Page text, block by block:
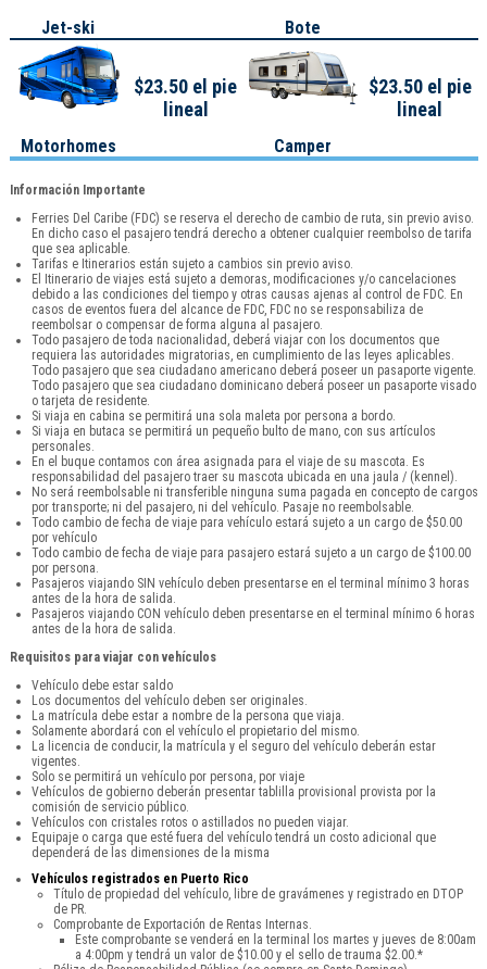
Jet-ski Bote
Motorhomes
$23.50 el pie
lineal
Camper
$23.50 el pie
lineal
Información Importante
Ferries Del Caribe (FDC) se reserva el derecho de cambio de ruta, sin previo aviso.
En dicho caso el pasajero tendrá derecho a obtener cualquier reembolso de tarifa
que sea aplicable.
Tarifas e Itinerarios están sujeto a cambios sin previo aviso.
El Itinerario de viajes está sujeto a demoras, modificaciones y/o cancelaciones
debido a las condiciones del tiempo y otras causas ajenas al control de FDC. En
casos de eventos fuera del alcance de FDC, FDC no se responsabiliza de
reembolsar o compensar de forma alguna al pasajero.
Todo pasajero de toda nacionalidad, deberá viajar con los documentos que
requiera las autoridades migratorias, en cumplimiento de las leyes aplicables.
Todo pasajero que sea ciudadano americano deberá poseer un pasaporte vigente.
Todo pasajero que sea ciudadano dominicano deberá poseer un pasaporte visado
o tarjeta de residente.
Si viaja en cabina se permitirá una sola maleta por persona a bordo.
Si viaja en butaca se permitirá un pequeño bulto de mano, con sus artículos
personales.
En el buque contamos con área asignada para el viaje de su mascota. Es
responsabilidad del pasajero traer su mascota ubicada en una jaula / (kennel).
No será reembolsable ni transferible ninguna suma pagada en concepto de cargos
por transporte; ni del pasajero, ni del vehículo. Pasaje no reembolsable.
Todo cambio de fecha de viaje para vehículo estará sujeto a un cargo de $50.00
por vehículo
Todo cambio de fecha de viaje para pasajero estará sujeto a un cargo de $100.00
por persona.
Pasajeros viajando SIN vehículo deben presentarse en el terminal mínimo 3 horas
antes de la hora de salida.
Pasajeros viajando CON vehículo deben presentarse en el terminal mínimo 6 horas
antes de la hora de salida.
Requisitos para viajar con vehículos
Vehículo debe estar saldo
Los documentos del vehículo deben ser originales.
La matrícula debe estar a nombre de la persona que viaja.
Solamente abordará con el vehículo el propietario del mismo.
La licencia de conducir, la matrícula y el seguro del vehículo deberán estar
vigentes.
Solo se permitirá un vehículo por persona, por viaje
Vehículos de gobierno deberán presentar tablilla provisional provista por la
comisión de servicio público.
Vehículos con cristales rotos o astillados no pueden viajar.
Equipaje o carga que esté fuera del vehículo tendrá un costo adicional que
dependerá de las dimensiones de la misma
Vehículos registrados en Puerto Rico
Título de propiedad del vehículo, libre de gravámenes y registrado en DTOP
de PR.
Comprobante de Exportación de Rentas Internas.
Este comprobante se venderá en la terminal los martes y jueves de 8:00am
a 4:00pm y tendrá un valor de $10.00 y el sello de trauma $2.00.*